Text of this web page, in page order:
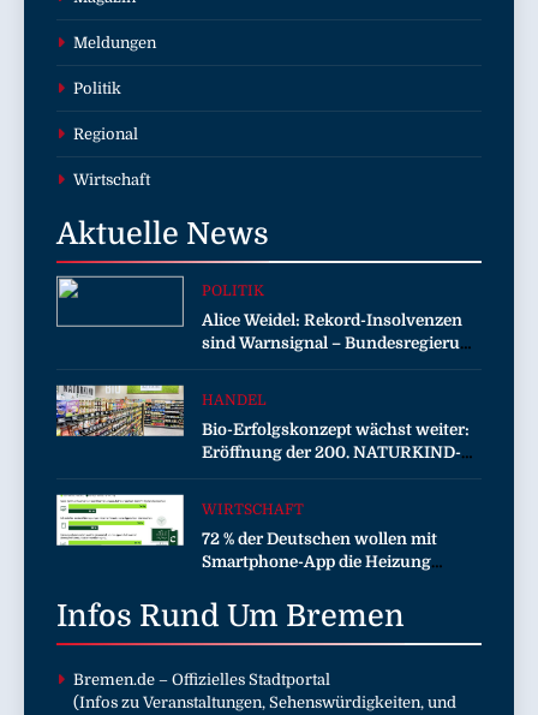
Meldungen
Politik
Regional
Wirtschaft
Aktuelle News
POLITIK
Alice Weidel: Rekord-Insolvenzen
sind Warnsignal – Bundesregierung
verschärft die Wirtschaftskrise
HANDEL
Bio-Erfolgskonzept wächst weiter:
Eröffnung der 200. NATURKIND-
Welt bei EDEKA
WIRTSCHAFT
72 % der Deutschen wollen mit
Smartphone-App die Heizung
Infos Rund Um Bremen
Bremen.de – Offizielles Stadtportal
(Infos zu Veranstaltungen, Sehenswürdigkeiten, und